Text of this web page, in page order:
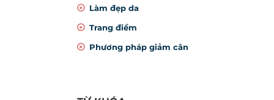
Làm đẹp da
Trang điểm
Phương pháp giảm cân